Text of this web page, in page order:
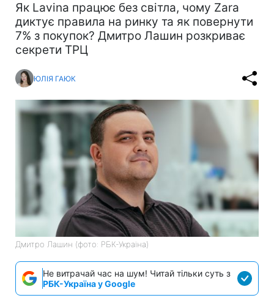
Як Lavina працює без світла, чому Zara
диктує правила на ринку та як повернути
7% з покупок? Дмитро Лашин розкриває
секрети ТРЦ
ЮЛІЯ ГАЮК
Дмитро Лашин (фото: РБК-Україна)
Не витрачай час на шум! Читай тільки суть з
РБК-Україна у Google